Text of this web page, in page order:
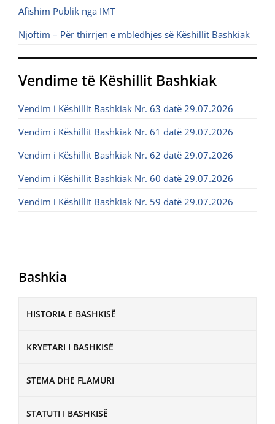
Bashkia
HISTORIA E BASHKISË
KRYETARI I BASHKISË
STEMA DHE FLAMURI
STATUTI I BASHKISË
Afishim Publik nga IMT
Njoftim – Për thirrjen e mbledhjes së Këshillit Bashkiak
Vendime të Këshillit Bashkiak
Vendim i Këshillit Bashkiak Nr. 63 datë 29.07.2026
Vendim i Këshillit Bashkiak Nr. 61 datë 29.07.2026
Vendim i Këshillit Bashkiak Nr. 62 datë 29.07.2026
Vendim i Këshillit Bashkiak Nr. 60 datë 29.07.2026
Vendim i Këshillit Bashkiak Nr. 59 datë 29.07.2026